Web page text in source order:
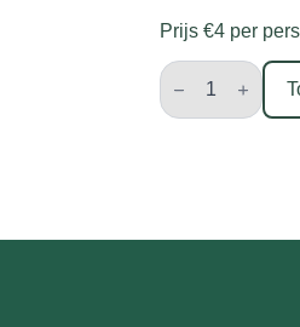
Prijs €4 per
Brood
met
kruidenboter,